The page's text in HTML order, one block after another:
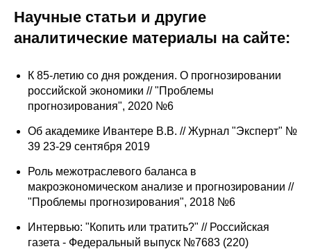
Научные статьи и другие
аналитические материалы на сайте:
К 85-летию со дня рождения. О прогнозировании
российской экономики // "Проблемы
прогнозирования", 2020 №6
Об академике Ивантере В.В. // Журнал "Эксперт" №
39 23-29 сентября 2019
Роль межотраслевого баланса в
макроэкономическом анализе и прогнозировании //
"Проблемы прогнозирования", 2018 №6
Интервью: "Копить или тратить?" // Российская
газета - Федеральный выпуск №7683 (220)